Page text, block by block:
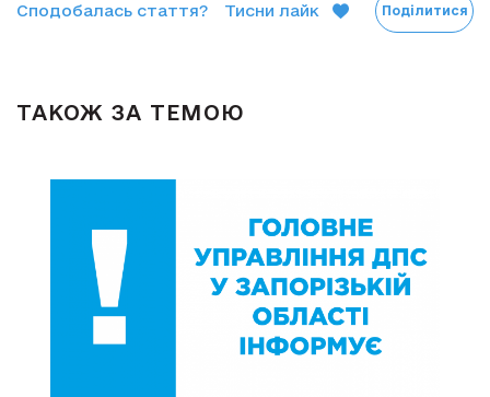
Сподобалась стаття? Тисни лайк Поділитися
ТАКОЖ ЗА ТЕМОЮ